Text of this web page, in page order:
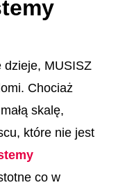
dzieje, MUSISZ
Chociaż
skalę,
które nie jest
co w